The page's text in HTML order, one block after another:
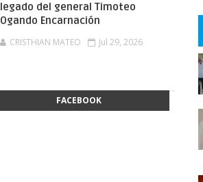
legado del general Timoteo
Ogando Encarnación
CRISTHIAN MATEO Jul 29, 2026
FACEBOOK